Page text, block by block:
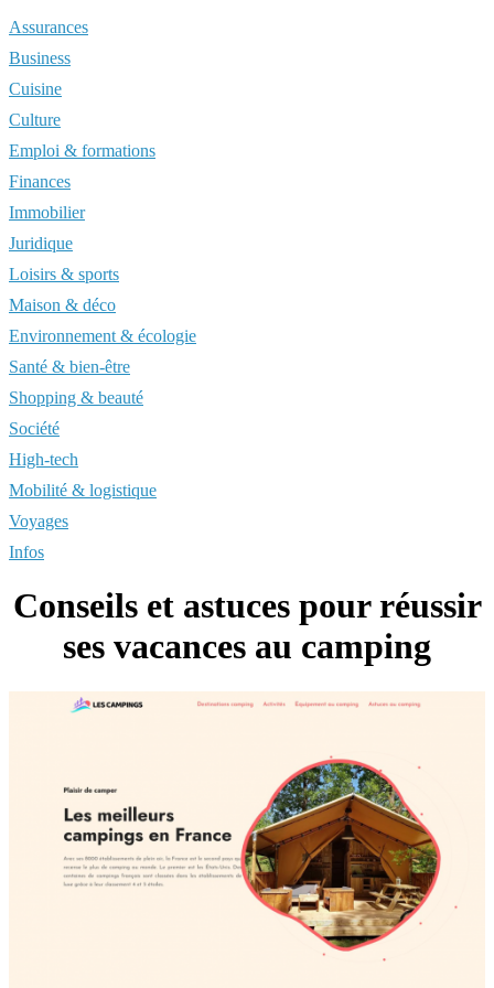
Assurances
Business
Cuisine
Culture
Emploi & formations
Finances
Immobilier
Juridique
Loisirs & sports
Maison & déco
Environnement & écologie
Santé & bien-être
Shopping & beauté
Société
High-tech
Mobilité & logistique
Voyages
Infos
Conseils et astuces pour réussir
ses vacances au camping